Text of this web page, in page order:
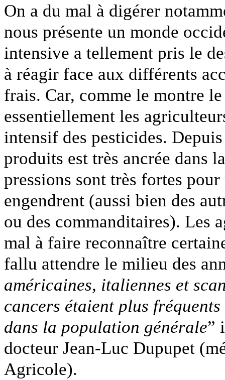
On a du mal à digérer
nous présente un monde
intensive a tellement pris le
à réagir face aux différents
frais. Car, comme le montre
essentiellement les
intensif des pesticides.
produits est très ancrée dans
pressions sont très fortes
engendrent (aussi bien des
ou des commanditaires). Les
mal à faire reconnaître
fallu attendre le milieu des
américaines, italiennes et
cancers étaient plus
dans la population générale”
docteur Jean-Luc Dupupet
Agricole).